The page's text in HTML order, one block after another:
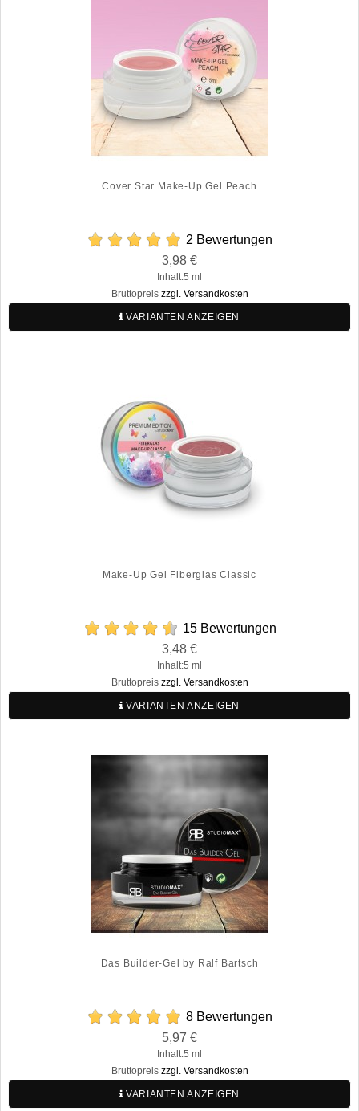
Cover Star Make-Up Gel Peach
2 Bewertungen
3,98 €
Inhalt:5 ml
Bruttopreis zzgl. Versandkosten
VARIANTEN ANZEIGEN
Make-Up Gel Fiberglas Classic
15 Bewertungen
3,48 €
Inhalt:5 ml
Bruttopreis zzgl. Versandkosten
VARIANTEN ANZEIGEN
Das Builder-Gel by Ralf Bartsch
8 Bewertungen
5,97 €
Inhalt:5 ml
Bruttopreis zzgl. Versandkosten
VARIANTEN ANZEIGEN